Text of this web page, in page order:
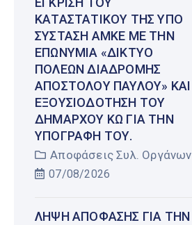
ΚΑΤΑΣΤΑΤΙΚΟΎ ΤΗΣ ΥΠΌ
ΣΎΣΤΑΣΗ ΑΜΚΕ ΜΕ ΤΗΝ
ΕΠΩΝΥΜΊΑ «ΔΊΚΤΥΟ
ΠΌΛΕΩΝ ΔΙΑΔΡΟΜΉΣ
ΑΠΟΣΤΌΛΟΥ ΠΑΎΛΟΥ» ΚΑΙ
ΕΞΟΥΣΙΟΔΌΤΗΣΗ ΤΟΥ
ΔΗΜΆΡΧΟΥ ΚΩ ΓΙΑ ΤΗΝ
ΥΠΟΓΡΑΦΉ ΤΟΥ.
Αποφάσεις Συλ. Οργάνων
07/08/2026
ΛΉΨΗ ΑΠΌΦΑΣΗΣ ΓΙΑ ΤΗΝ